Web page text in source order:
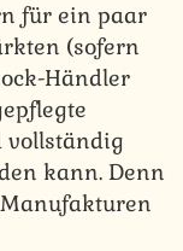
für ein paar
(sofern
Händler
vollständig
kann. Denn